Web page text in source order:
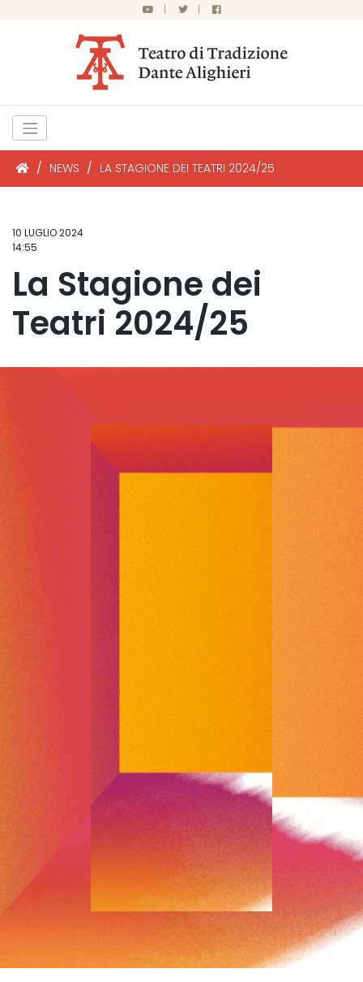
| |
/ NEWS / LA STAGIONE DEI TEATRI 2024/25
10 LUGLIO 2024
14:55
La Stagione dei
Teatri 2024/25